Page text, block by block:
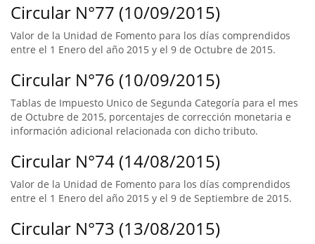
Circular N°77 (10/09/2015)
Valor de la Unidad de Fomento para los días comprendidos
entre el 1 Enero del año 2015 y el 9 de Octubre de 2015.
Circular N°76 (10/09/2015)
Tablas de Impuesto Unico de Segunda Categoría para el mes
de Octubre de 2015, porcentajes de corrección monetaria e
información adicional relacionada con dicho tributo.
Circular N°74 (14/08/2015)
Valor de la Unidad de Fomento para los días comprendidos
entre el 1 Enero del año 2015 y el 9 de Septiembre de 2015.
Circular N°73 (13/08/2015)